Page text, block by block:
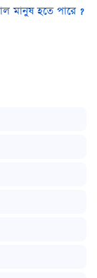
মানুষ হতে পারে ?